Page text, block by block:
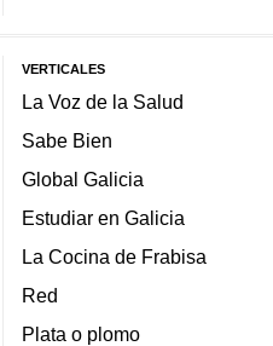
VERTICALES
La Voz de la Salud
Sabe Bien
Global Galicia
Estudiar en Galicia
La Cocina de Frabisa
Red
Plata o plomo